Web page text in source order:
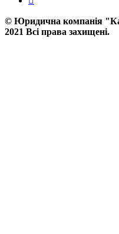
© Юридична компанія
2021 Всі права захищені.